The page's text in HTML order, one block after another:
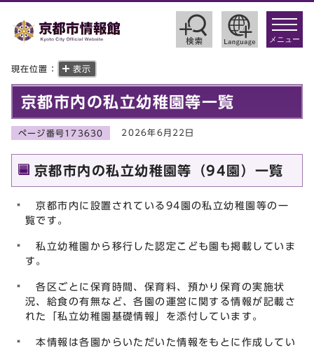
toggle
メニュー
現在位置： 表示
京都市内の私立幼稚園等一覧
ページ番号173630 2026年6月22日
京都市内の私立幼稚園等（94園）一覧
京都市内に設置されている94園の私立幼稚園等の一
覧です。
私立幼稚園から移行した認定こども園も掲載していま
す。
各区ごとに保育時間、保育料、預かり保育の実施状
況、給食の有無など、各園の運営に関する情報が記載さ
れた「私立幼稚園基礎情報」を添付しています。
本情報は各園からいただいた情報をもとに作成してい